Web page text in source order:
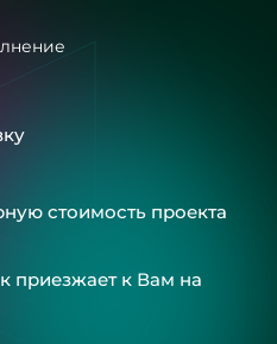
стоимость проекта
приезжает к Вам на